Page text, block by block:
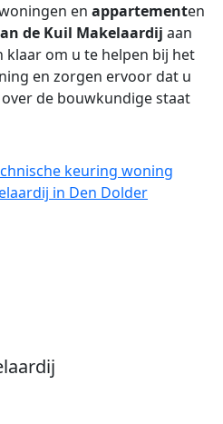
en appartementen
de Kuil Makelaardij aan
klaar om u te helpen bij het
en zorgen ervoor dat u
de bouwkundige staat
keuring woning
in Den Dolder